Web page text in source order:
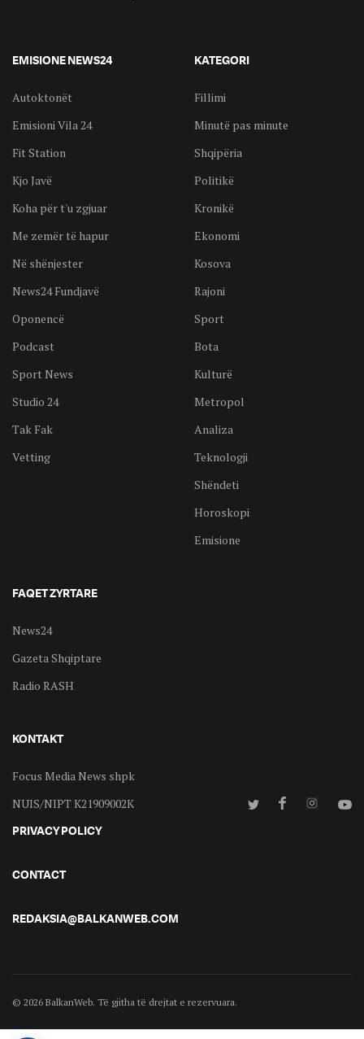
EMISIONE NEWS24
Autoktonët
Emisioni Vila 24
Fit Station
Kjo Javë
Koha për t'u zgjuar
Me zemër të hapur
Në shënjester
News24 Fundjavë
Oponencë
Podcast
Sport News
Studio 24
Tak Fak
Vetting
KATEGORI
Fillimi
Minutë pas minute
Shqipëria
Politikë
Kronikë
Ekonomi
Kosova
Rajoni
Sport
Bota
Kulturë
Metropol
Analiza
Teknologji
Shëndeti
Horoskopi
Emisione
FAQET ZYRTARE
News24
Gazeta Shqiptare
Radio RASH
KONTAKT
Focus Media News shpk
NUIS/NIPT K21909002K
PRIVACY POLICY
CONTACT
REDAKSIA@BALKANWEB.COM
© 2026 BalkanWeb. Të gjitha të drejtat e rezervuara.